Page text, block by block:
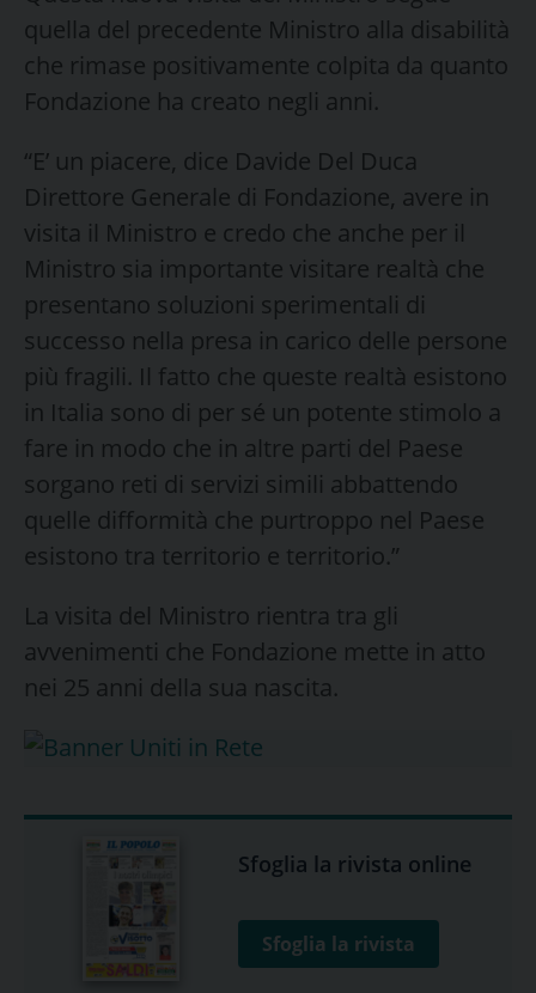
quella del precedente Ministro alla disabilità
che rimase positivamente colpita da quanto
Fondazione ha creato negli anni.
“E’ un piacere, dice Davide Del Duca
Direttore Generale di Fondazione, avere in
visita il Ministro e credo che anche per il
Ministro sia importante visitare realtà che
presentano soluzioni sperimentali di
successo nella presa in carico delle persone
più fragili. Il fatto che queste realtà esistono
in Italia sono di per sé un potente stimolo a
fare in modo che in altre parti del Paese
sorgano reti di servizi simili abbattendo
quelle difformità che purtroppo nel Paese
esistono tra territorio e territorio.”
La visita del Ministro rientra tra gli
avvenimenti che Fondazione mette in atto
nei 25 anni della sua nascita.
Sfoglia la rivista online
Sfoglia la rivista